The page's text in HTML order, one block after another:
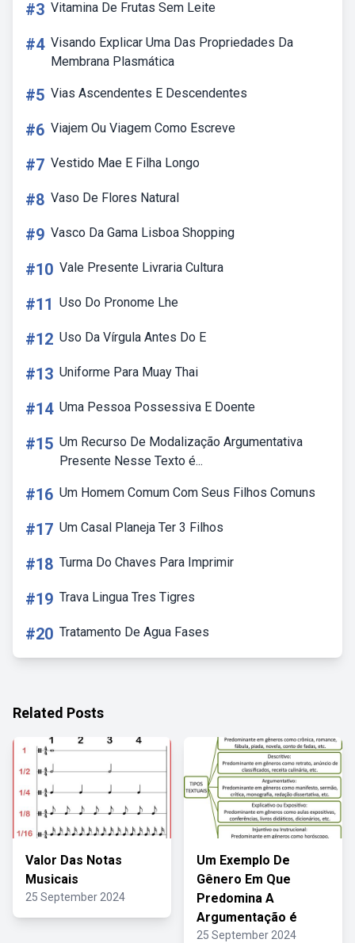
#3 Vitamina De Frutas Sem Leite
#4 Visando Explicar Uma Das Propriedades Da
Membrana Plasmática
#5 Vias Ascendentes E Descendentes
#6 Viajem Ou Viagem Como Escreve
#7 Vestido Mae E Filha Longo
#8 Vaso De Flores Natural
#9 Vasco Da Gama Lisboa Shopping
#10 Vale Presente Livraria Cultura
#11 Uso Do Pronome Lhe
#12 Uso Da Vírgula Antes Do E
#13 Uniforme Para Muay Thai
#14 Uma Pessoa Possessiva E Doente
#15 Um Recurso De Modalização Argumentativa
Presente Nesse Texto é...
#16 Um Homem Comum Com Seus Filhos Comuns
#17 Um Casal Planeja Ter 3 Filhos
#18 Turma Do Chaves Para Imprimir
#19 Trava Lingua Tres Tigres
#20 Tratamento De Agua Fases
Related Posts
Valor Das Notas
Musicais
25 September 2024
Um Exemplo De
Gênero Em Que
Predomina A
Argumentação é
25 September 2024